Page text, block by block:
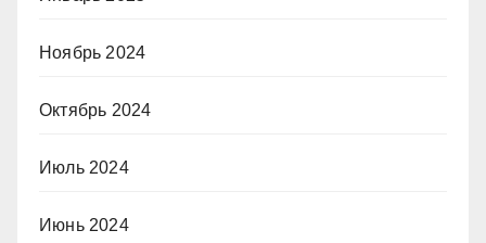
Ноябрь 2024
Октябрь 2024
Июль 2024
Июнь 2024